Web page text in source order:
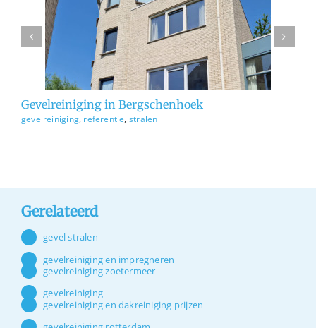
Gevelreiniging in Bergschenhoek
gevelreiniging, referentie, stralen
gevelreiniging referentie stralen
Gerelateerd
gevel stralen
gevelreiniging en impregneren
gevelreiniging zoetermeer
gevelreiniging
gevelreiniging en dakreiniging prijzen